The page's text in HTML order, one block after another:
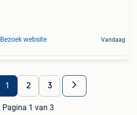
Bezoek website Vandaag
1 2 3
Pagina 1 van 3